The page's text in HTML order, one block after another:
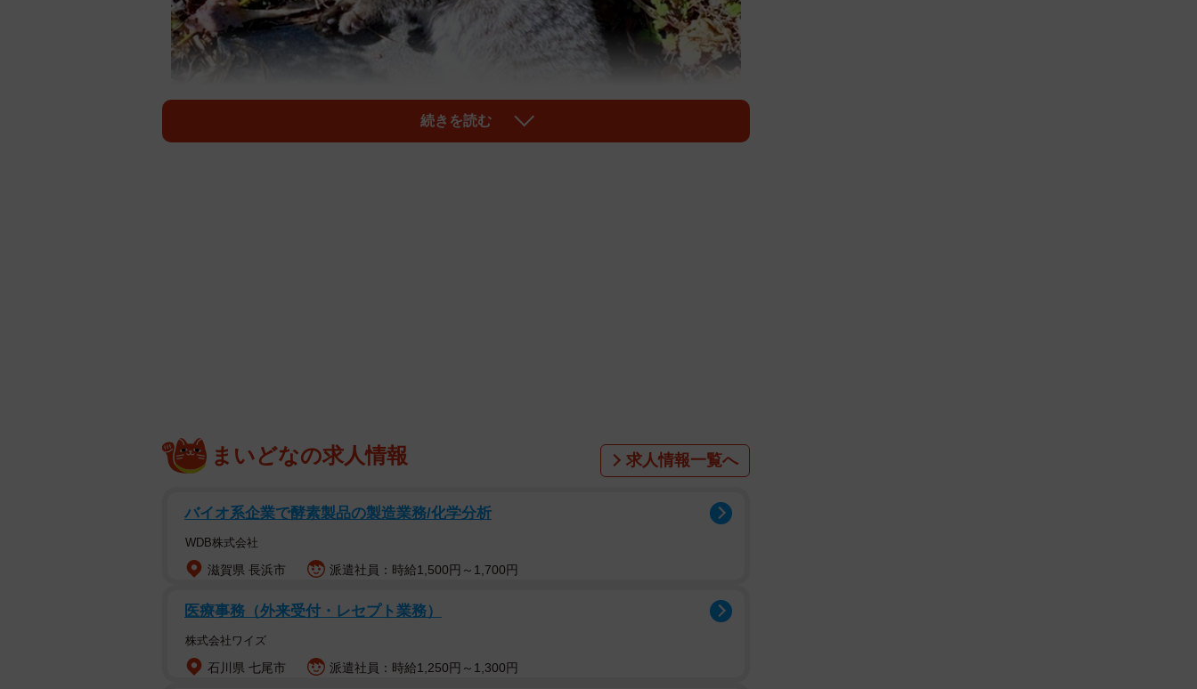
ザー・きのひとまるさん（@KINOHITOMARU）もそんな縁で結ばれました。
山でひとりぼっちだった子猫が家族に
2022年1月10日、飼い主さんの娘さんが遊びに出かけていた先から一本の電話がかかってき
ました。
「『山に1匹だけで生きている子猫がいる。かわいくて人懐っこいから連れて帰りたい』と
がひどくて飼えないと山に戻された（捨てられた）子猫だと。友だちのお父さんが勤めてい
る職場でご飯をもらっていたからかコロコロしていたそうですが、私は『事情はあるかもし
続きを読む
まいどなの求人情報 求人情報一覧へ
バイオ系企業で酵素製品の製造業務/化学分析
WDB株式会社
滋賀県 長浜市 派遣社員：時給1,500円～1,700円
医療事務（外来受付・レセプト業務）
株式会社ワイズ
石川県 七尾市 派遣社員：時給1,250円～1,300円